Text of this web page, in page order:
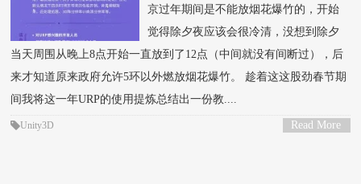
京过年期间是不能放烟花爆竹的，开始
觉得除夕夜应该会很冷清，没想到除夕
当天周围从晚上8点开始一直放到了12点（中间就没有间断过），后
来才知道原来政府允许5环以外燃放烟花爆竹。 趁着这这股劲春节期
间我将这一年URP的使用提炼总结出一份教....
Read More
Unity3D